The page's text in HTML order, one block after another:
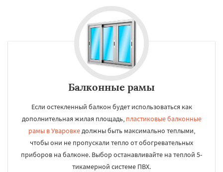
Балконные рамы
Если остекленный балкон будет использоваться как
дополнительная жилая площадь, пластиковые балконные
рамы в Уваровкедолжны быть максимально теплыми,
чтобы они не пропускали тепло от обогревательных
приборов на балконе. Выбор останавливайте на теплой 5-
тикамерной системе ПВХ.